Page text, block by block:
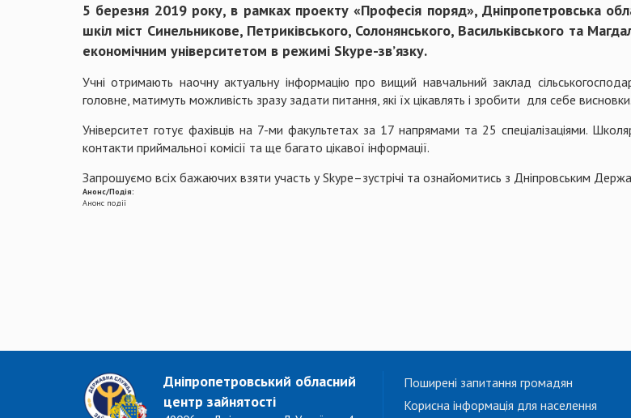
5 березня 2019 року, в рамках проекту «Професія поряд», Дніпропетровська
шкіл міст Синельникове, Петриківського, Солонянського, Васильківського та
економічним університетом в режимі Skype-зв’язку.
Учні отримають наочну актуальну інформацію про вищий навчальний заклад
головне, матимуть можливість зразу задати питання, які їх цікавлять і зробити для себе висновки.
Університет готує фахівців на 7-ми факультетах за 17 напрямами та 25 спеціалізаціями.
контакти приймальної комісії та ще багато цікавої інформації.
Запрошуємо всіх бажаючих взяти участь у Skype–зустрічі та ознайомитись з Дніпровським
Анонс/Подія:
Анонс події
Дніпропетровський обласний
центр зайнятості
Поширені запитання громадян
Корисна інформація для населення